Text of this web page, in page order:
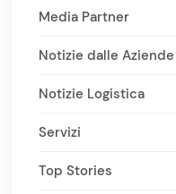
Media Partner
Notizie dalle Aziende
Notizie Logistica
Servizi
Top Stories